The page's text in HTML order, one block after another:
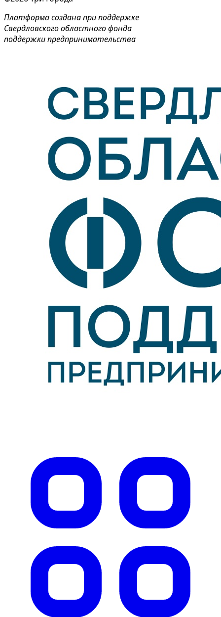
Платформа создана при поддержке
Свердловского областного фонда
поддержки предпринимательства